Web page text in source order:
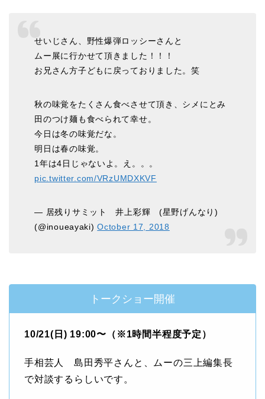
せいじさん、野性爆弾ロッシーさんと
ムー展に行かせて頂きました！！！
お兄さん方子どもに戻っておりました。笑
秋の味覚をたくさん食べさせて頂き、シメにとみ
田のつけ麺も食べられて幸せ。
今日は冬の味覚だな。
明日は春の味覚。
1年は4日じゃないよ。え。。。
pic.twitter.com/VRzUMDXKVF
— 居残りサミット 井上彩輝 (星野げんなり)
(@inoueayaki)October 17, 2018
トークショー開催
10/21(日) 19:00〜（※1時間半程度予定）
手相芸人 島田秀平さんと、ムーの三上編集長
で対談するらしいです。